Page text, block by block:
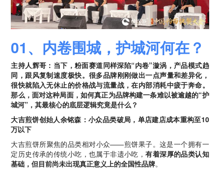
01、内卷围城，护城河何在？
主持人辉哥：当下，粉面赛道同样深陷“内卷”漩涡，产品模式趋
同，跟风复制速度极快。很多品牌刚刚做出一点声量和差异化，
很快就陷入无休止的价格战与流量战，在内部消耗中疲于奔命。
那么，面对这种局面，如何真正为品牌构建一条难以被逾越的“护
城河”，其最核心的底层逻辑究竟是什么？
大吉煎饼创始人余铭森：小众品类破局，单店建店成本重构至10
万以下
大吉煎饼所聚焦的品类相对小众——煎饼果子。这是一个拥有一
定历史传承的传统小吃，也属于非遗小吃，有着深厚的品类认知
基础，但目前尚未出现真正意义上的全国性品牌。